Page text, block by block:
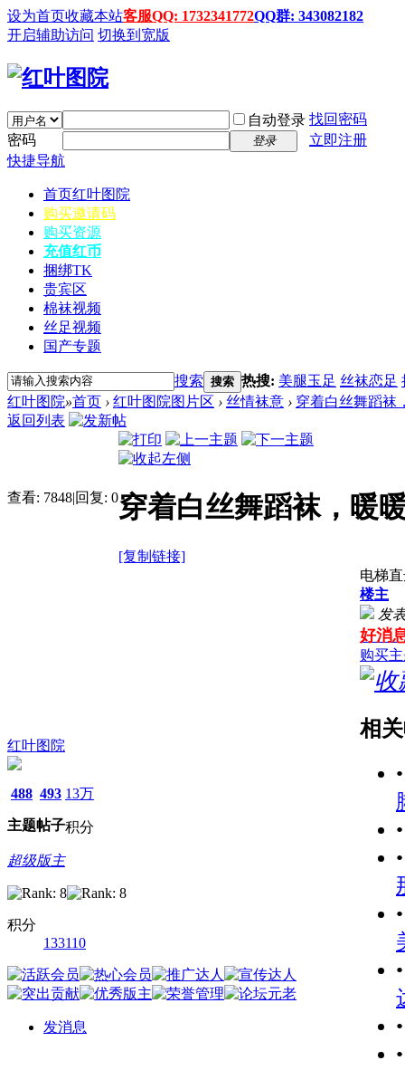
设为首页收藏本站客服QQ: 1732341772QQ群: 343082182
开启辅助访问 切换到宽版
自动登录 找回密码
密码
登录
立即注册
快捷导航
首页红叶图院
购买邀请码
购买资源
充值红币
捆绑TK
贵宾区
棉袜视频
丝足视频
国产专题
搜索 搜索 热搜: 美腿玉足 丝袜恋足
红叶图院»首页 › 红叶图院图片区 › 丝情袜意 › 穿着白丝舞蹈袜
返回列表
查看: 7848|回复: 0穿着白丝舞蹈袜，暖
[复制链接]
红叶图院
488
主题
493
帖子
13万
积分
超级版主
积分
133110
发消息
电梯
楼主
发
好消
购买
相